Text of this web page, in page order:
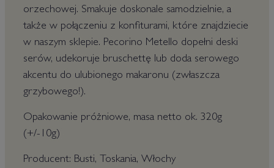
orzechowej. Smakuje doskonale samodzielnie, a
także w połączeniu z konfiturami, które znajdziecie
w naszym sklepie. Pecorino Metello dopełni deski
serów, udekoruje bruschettę lub doda serowego
akcentu do ulubionego makaronu (zwłaszcza
grzybowego!).
Opakowanie próżniowe, masa netto ok. 320g
(+/-10g)
Producent: Busti, Toskania, Włochy